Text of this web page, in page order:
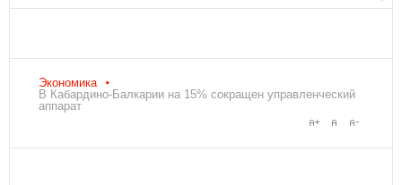
Экономика
В Кабардино-Балкарии на 15% сокращен управленческий
аппарат